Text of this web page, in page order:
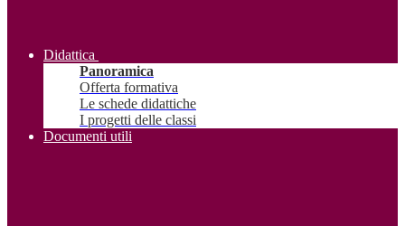
Didattica
Panoramica
Offerta formativa
Le schede didattiche
I progetti delle classi
Documenti utili